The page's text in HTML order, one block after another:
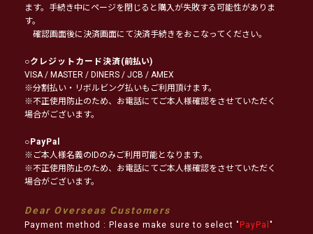
ます。手続き中にページを閉じると購入が失敗する可能性がありま
す。
確認画面後に決済画面にて決済手続きをおこなってください。
○クレジットカード決済(前払い)
VISA / MASTER / DINERS / JCB / AMEX
※分割払い・リボルビング払いもご利用頂けます。
※不正使用防止のため、お電話にてご本人様確認をさせていただく
場合がございます。
○PayPal
※ご本人様名義のIDのみご利用可能となります。
※不正使用防止のため、お電話にてご本人様確認をさせていただく
場合がございます。
Dear Overseas Customers
Payment method : Please make sure to select " PayPal "